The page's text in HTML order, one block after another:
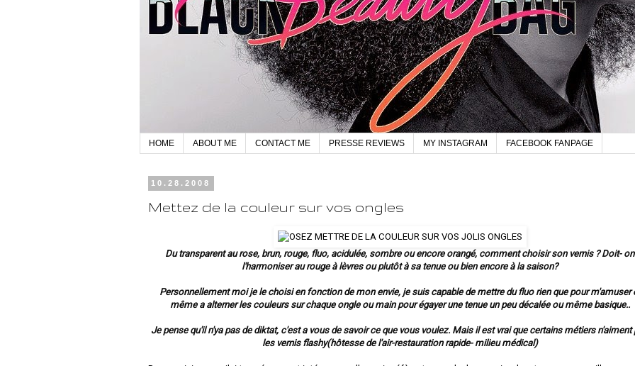
HOME ABOUT ME CONTACT ME PRESSE REVIEWS MY INSTAGRAM FACEBOOK FANPAGE
10.28.2008
Mettez de la couleur sur vos ongles
Du transparent au rose, brun, rouge, fluo, acidulée, sombre ou encore orangé, comment choisir son vernis ? Doit- on
l'harmoniser au rouge à lèvres ou plutôt à sa tenue ou bien encore à la saison?
Personnellement moi je le choisi en fonction de mon envie, je suis capable de mettre du fluo rien que pour m'amuser
même a alterner les couleurs sur chaque ongle ou main pour égayer une tenue un peu décalée ou même basique..
Je pense qu'il n'ya pas de diktat, c'est a vous de savoir ce que vous voulez. Mais il est vrai que certains métiers n'aiment
les vernis flashy(hôtesse de l'air-restauration rapide- milieu médical)